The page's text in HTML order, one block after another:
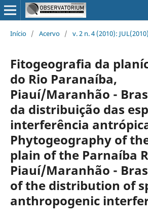
Início / Acervo / v. 2 n. 4 (2010): JUL(2010)
Fitogeografia da
do Rio Paranaíba,
Piauí/Maranhão -
da distribuição das
interferência
Phytogeography of
plain of the Parnaíba
Piauí/Maranhão -
of the distribution of
anthropogenic